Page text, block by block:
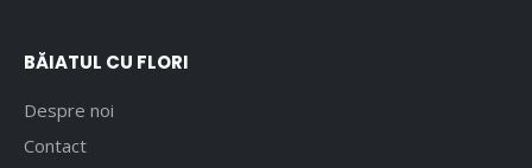
BĂIATUL CU FLORI
Despre noi
Contact